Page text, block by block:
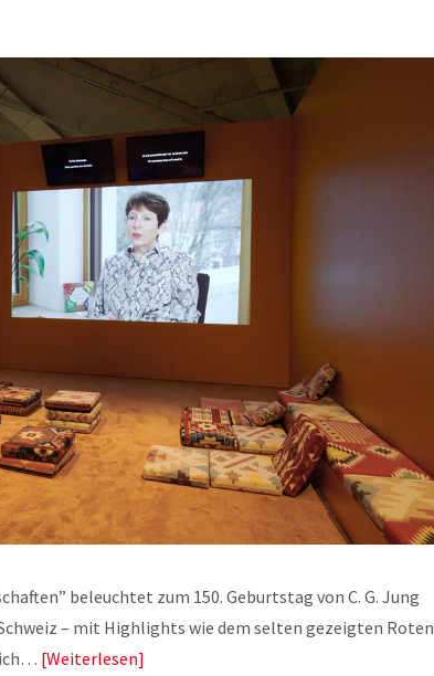
beleuchtet zum 150. Geburtstag von C. G. Jung
– mit Highlights wie dem selten gezeigten Roten
Weiterlesen